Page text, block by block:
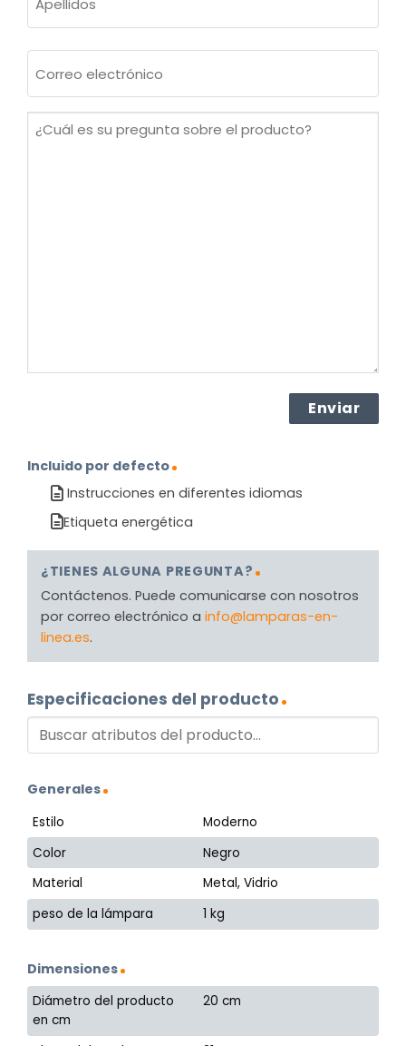
electrónico
¿Cuál
Incluido por defecto
Instrucciones en diferentes idiomas
Etiqueta energética
¿TIENES ALGUNA PREGUNTA?
Contáctenos. Puede comunicarse con nosotros
por correo electrónico a info@lamparas-en-
linea.es.
Especificaciones del producto
Generales
Estilo
Moderno
Color
Negro
Material
Metal, Vidrio
peso de la lámpara
1 kg
Dimensiones
Diámetro del producto
en cm
20 cm